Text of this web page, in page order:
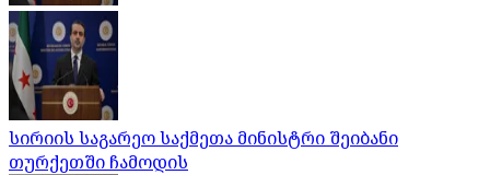
სირიის საგარეო საქმეთა მინისტრი შეიბანი
თურქეთში ჩამოდის